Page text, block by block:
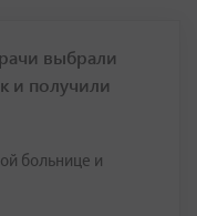
выбрали
и получили
больнице и